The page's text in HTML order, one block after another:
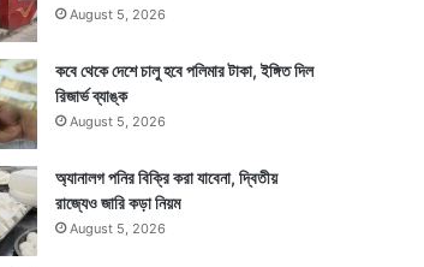
August 5, 2026
কবে থেকে দেশে চালু হবে পলিমার টাকা, ইঙ্গিত দিল
রিজার্ভ ব্যাঙ্ক
August 5, 2026
অ্যানালগ পনির বিক্রি করা যাবেনা, দ্বিতীয়
রাজ্যেও জারি কড়া নিয়ম
August 5, 2026